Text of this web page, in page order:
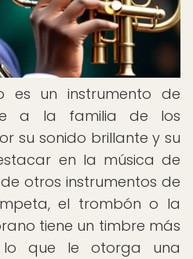
es un instrumento de
a la familia de los
su sonido brillante y su
en la música de
otros instrumentos de
el trombón o la
tiene un timbre más
lo que le otorga una